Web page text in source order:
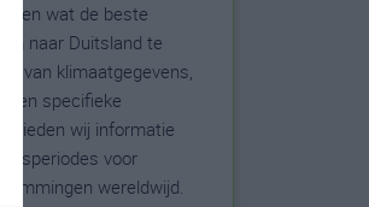
wat de beste
om naar Duitsland te
van klimaatgegevens,
en specifieke
bieden wij informatie
reisperiodes voor
wereldwijd.